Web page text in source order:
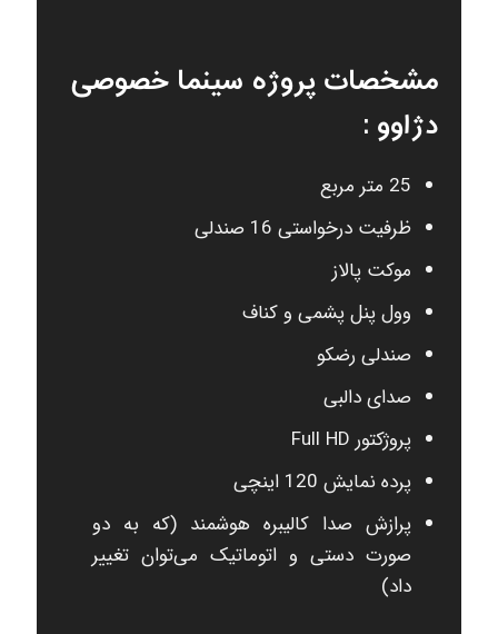
مشخصات پروژه سینما خصوصی
دژاوو :
25 متر مربع
ظرفیت درخواستی 16 صندلی
موکت پالاز
وول پنل پشمی و کناف
صندلی رضکو
صدای دالبی
پروژکتور Full HD
پرده نمایش 120 اینچی
پرازش صدا کالیبره هوشمند (که به دو
صورت دستی و اتوماتیک می‌توان تغییر
داد)